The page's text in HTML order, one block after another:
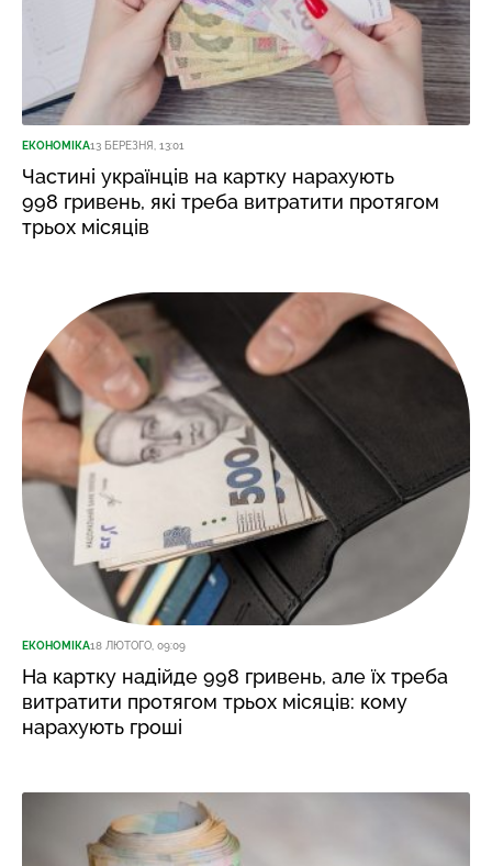
ЕКОНОМІКА13 БЕРЕЗНЯ, 13:01
Частині українців на картку нарахують
998 гривень, які треба витратити протягом
трьох місяців
ЕКОНОМІКА18 ЛЮТОГО, 09:09
На картку надійде 998 гривень, але їх треба
витратити протягом трьох місяців: кому
нарахують гроші